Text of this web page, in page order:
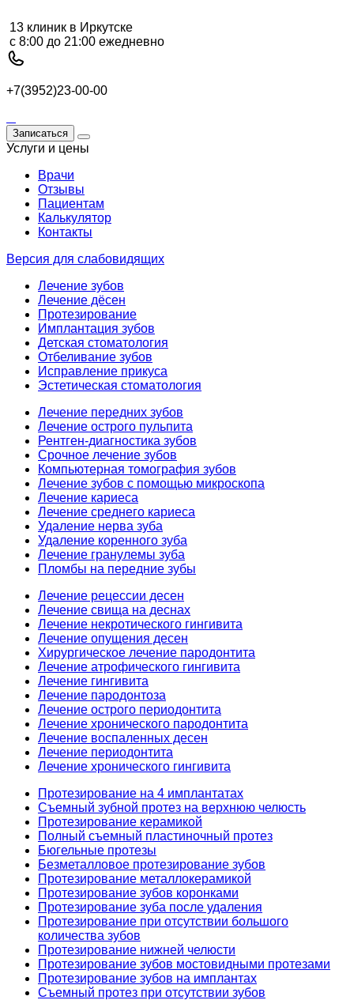
13 клиник в Иркутске
с 8:00 до 21:00 ежедневно
+7(3952)23-00-00
Записаться
Услуги и цены
Врачи
Отзывы
Пациентам
Калькулятор
Контакты
Версия для слабовидящих
Лечение зубов
Лечение дёсен
Протезирование
Имплантация зубов
Детская стоматология
Отбеливание зубов
Исправление прикуса
Эстетическая стоматология
Лечение передних зубов
Лечение острого пульпита
Рентген-диагностика зубов
Срочное лечение зубов
Компьютерная томография зубов
Лечение зубов с помощью микроскопа
Лечение кариеса
Лечение среднего кариеса
Удаление нерва зуба
Удаление коренного зуба
Лечение гранулемы зуба
Пломбы на передние зубы
Лечение рецессии десен
Лечение свища на деснах
Лечение некротического гингивита
Лечение опущения десен
Хирургическое лечение пародонтита
Лечение атрофического гингивита
Лечение гингивита
Лечение пародонтоза
Лечение острого периодонтита
Лечение хронического пародонтита
Лечение воспаленных десен
Лечение периодонтита
Лечение хронического гингивита
Протезирование на 4 имплантатах
Съемный зубной протез на верхнюю челюсть
Протезирование керамикой
Полный съемный пластиночный протез
Бюгельные протезы
Безметалловое протезирование зубов
Протезирование металлокерамикой
Протезирование зубов коронками
Протезирование зуба после удаления
Протезирование при отсутствии большого
количества зубов
Протезирование нижней челюсти
Протезирование зубов мостовидными протезами
Протезирование зубов на имплантах
Съемный протез при отсутствии зубов